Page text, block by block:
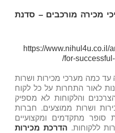
מכירה מורכבים – סדנת
https://www.nihul4u.co.il/
for-
כמה מערכי מכירות ושרות
לאור התחרות על כל לקוח
והלקוחות לא מספיק
ושרות ממוצעים. חברות
סופר מתקדמים ומקצועיים
ללקוחות. הדרכת מכירות